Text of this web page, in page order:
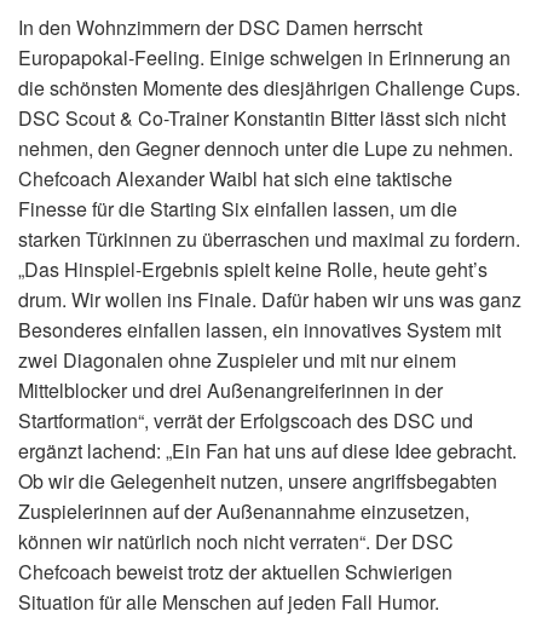
In den Wohnzimmern der DSC Damen herrscht
Europapokal-Feeling. Einige schwelgen in Erinnerung an
die schönsten Momente des diesjährigen Challenge Cups.
DSC Scout & Co-Trainer Konstantin Bitter lässt sich nicht
nehmen, den Gegner dennoch unter die Lupe zu nehmen.
Chefcoach Alexander Waibl hat sich eine taktische
Finesse für die Starting Six einfallen lassen, um die
starken Türkinnen zu überraschen und maximal zu fordern.
„Das Hinspiel-Ergebnis spielt keine Rolle, heute geht’s
drum. Wir wollen ins Finale. Dafür haben wir uns was ganz
Besonderes einfallen lassen, ein innovatives System mit
zwei Diagonalen ohne Zuspieler und mit nur einem
Mittelblocker und drei Außenangreiferinnen in der
Startformation“, verrät der Erfolgscoach des DSC und
ergänzt lachend: „Ein Fan hat uns auf diese Idee gebracht.
Ob wir die Gelegenheit nutzen, unsere angriffsbegabten
Zuspielerinnen auf der Außenannahme einzusetzen,
können wir natürlich noch nicht verraten“. Der DSC
Chefcoach beweist trotz der aktuellen Schwierigen
Situation für alle Menschen auf jeden Fall Humor.